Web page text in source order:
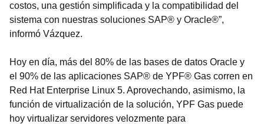
costos, una gestión simplificada y la compatibilidad del
sistema con nuestras soluciones SAP® y Oracle®”,
informó Vázquez.
Hoy en día, más del 80% de las bases de datos Oracle y
el 90% de las aplicaciones SAP® de YPF® Gas corren en
Red Hat Enterprise Linux 5. Aprovechando, asimismo, la
función de virtualización de la solución, YPF Gas puede
hoy virtualizar servidores velozmente para